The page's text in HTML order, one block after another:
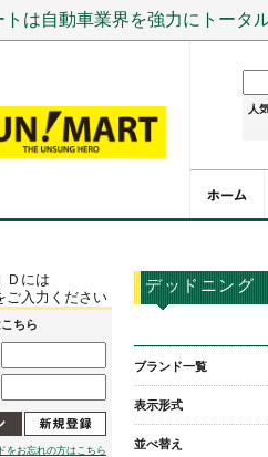
トは自動車業界を強力にトータ
人
Ｄには
ご入力ください
ちら
をお忘れの方はこちら
デッドニング
ブランド一覧
表示形式
並べ替え